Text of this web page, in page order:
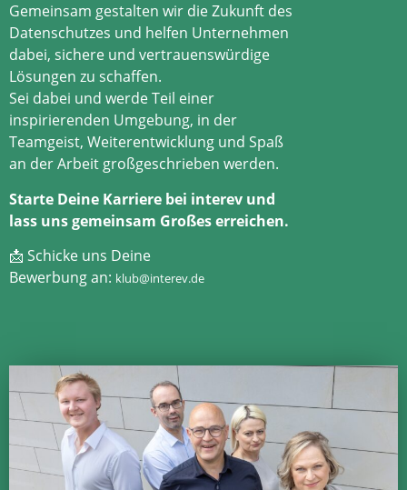
Gemeinsam gestalten wir die Zukunft des
Datenschutzes und helfen Unternehmen
dabei, sichere und vertrauenswürdige
Lösungen zu schaffen.
Sei dabei und werde Teil einer
inspirierenden Umgebung, in der
Teamgeist, Weiterentwicklung und Spaß
an der Arbeit großgeschrieben werden.
Starte Deine Karriere bei interev und
lass uns gemeinsam Großes erreichen.
📩 Schicke uns Deine
Bewerbung an: klub@interev.de